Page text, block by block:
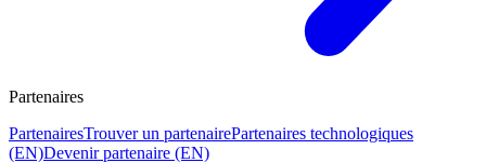
Partenaires
PartenairesTrouver un partenairePartenaires technologiques
(EN)Devenir partenaire (EN)